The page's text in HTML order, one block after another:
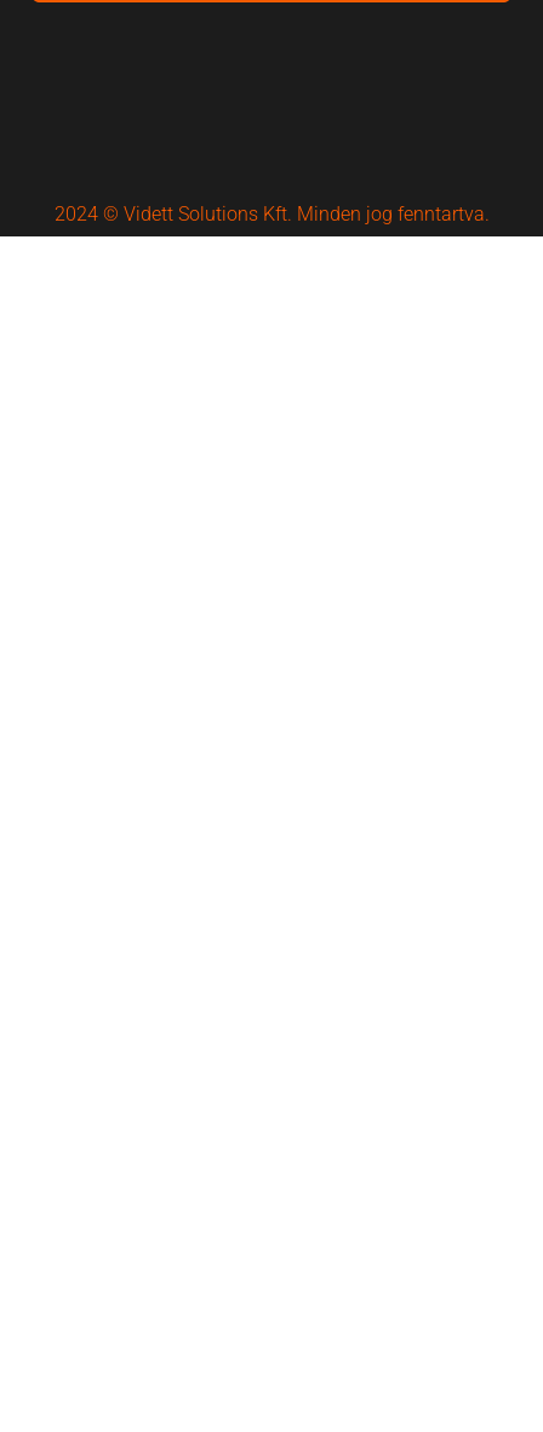
2024 © Vidett Solutions Kft. Minden jog fenntartva.